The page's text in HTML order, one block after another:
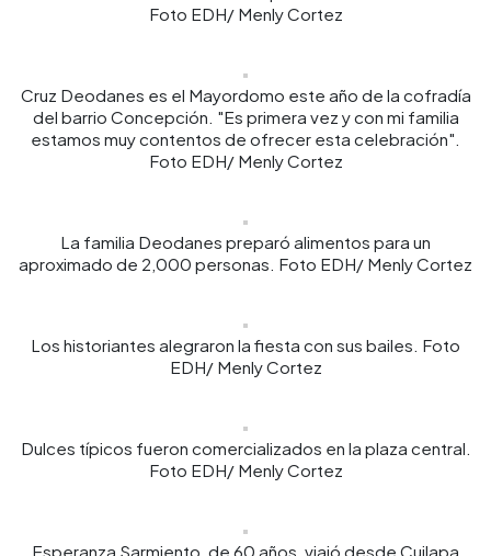
Foto EDH/ Menly Cortez
Cruz Deodanes es el Mayordomo este año de la cofradía
del barrio Concepción. "Es primera vez y con mi familia
estamos muy contentos de ofrecer esta celebración".
Foto EDH/ Menly Cortez
La familia Deodanes preparó alimentos para un
aproximado de 2,000 personas. Foto EDH/ Menly Cortez
Los historiantes alegraron la fiesta con sus bailes. Foto
EDH/ Menly Cortez
Dulces típicos fueron comercializados en la plaza central.
Foto EDH/ Menly Cortez
Esperanza Sarmiento, de 60 años, viajó desde Cuilapa